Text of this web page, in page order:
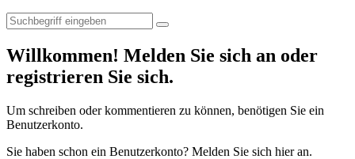
Willkommen! Melden Sie sich an oder
registrieren Sie sich.
Um schreiben oder kommentieren zu können, benötigen Sie ein
Benutzerkonto.
Sie haben schon ein Benutzerkonto? Melden Sie sich hier an.